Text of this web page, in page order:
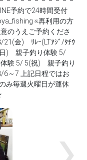
予約で24時間受付
※再利用の方
のうえご予約くださ
金) ﾘﾚｰ(LTｱｼﾞ/ﾀﾁｳ
) 親子釣り体験 5/
験 5/ 5(祝) 親子釣り
～7 上記日程ではお
み毎週火曜日が運休